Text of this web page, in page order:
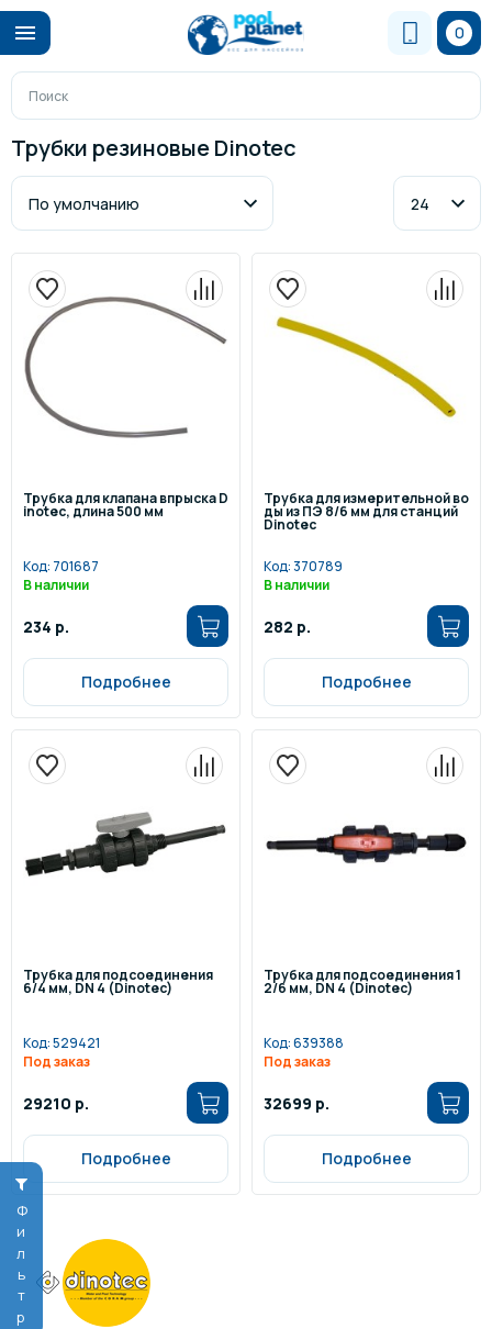
0
Фильтр
Трубки резиновые Dinotec
Трубка для клапана впрыска D
inotec, длина 500 мм
Код: 701687
В наличии
234 р.
Подробнее
Трубка для измерительной во
ды из ПЭ 8/6 мм для станций
Dinotec
Код:370789
В наличии
282 р.
Подробнее
Трубка для подсоединения
6/4 мм, DN 4 (Dinotec)
Код:529421
Под заказ
29210 р.
Подробнее
Трубка для подсоединения 1
2/6 мм, DN 4 (Dinotec)
Код:639388
Под заказ
32699 р.
Подробнее